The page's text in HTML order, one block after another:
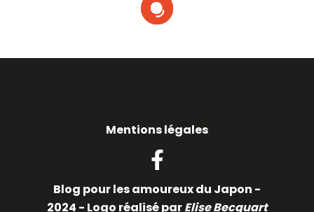
Mentions légales
Facebook
Blog pour les amoureux du Japon -
2024 - Logo réalisé parElise Becquart